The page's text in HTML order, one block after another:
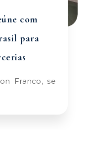
com
para